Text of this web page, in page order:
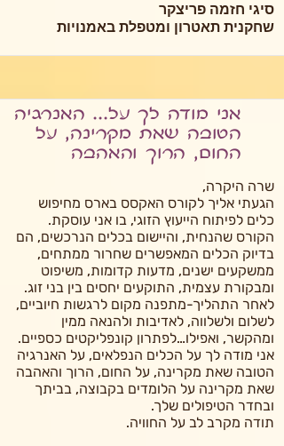
סיגי חזמה פריצקר
שחקנית תאטרון ומטפלת באמנויות
אני מודה לך על... האנרגיה
הטובה שאת מקרינה, על
החום, הרוך והאהבה
שרה היקרה,
הגעתי אליך לקורס האקסס בארס מחיפוש
כלים לפיתוח הייעוץ הזוגי, בו אני עוסקת.
הקורס שהנחית, והיישום בכלים הנרכשים, הם
בדיוק הכלים המאפשרים שחרור ממתחים,
ממשקעים ישנים, מדעות קדומות, משיפוט
ומבקורת עצמית, התוקעים יחסים בין בני זוג.
לאחר התהליך-מתפנה מקום לרגשות חיוביים,
לשלום ולשלווה, לאדיבות ולהנאה ממין
ומהקשר, ואפילו…לפתרון קונפליקטים כספיים.
אני מודה לך על הכלים הנפלאים, על האנרגיה
הטובה שאת מקרינה, על החום, הרוך והאהבה
שאת מקרינה על הלומדים בקבוצה, בביתך
ובחדר הטיפולים שלך.
תודה מקרב לב על החוויה.